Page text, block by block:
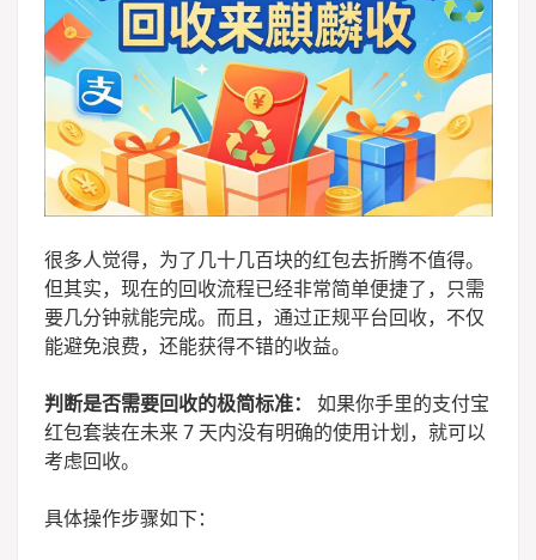
很多人觉得，为了几十几百块的红包去折腾不值得。
但其实，现在的回收流程已经非常简单便捷了，只需
要几分钟就能完成。而且，通过正规平台回收，不仅
能避免浪费，还能获得不错的收益。
判断是否需要回收的极简标准：
如果你手里的支付宝
红包套装在未来 7 天内没有明确的使用计划，就可以
考虑回收。
具体操作步骤如下：